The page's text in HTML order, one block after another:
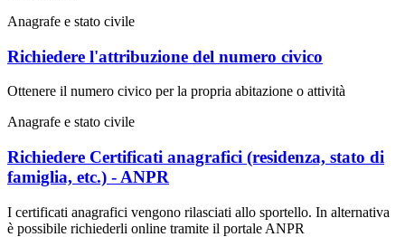
Anagrafe e stato civile
Richiedere l'attribuzione del numero civico
Ottenere il numero civico per la propria abitazione o attività
Anagrafe e stato civile
Richiedere Certificati anagrafici (residenza, stato di
famiglia, etc.) - ANPR
I certificati anagrafici vengono rilasciati allo sportello. In alternativa
è possibile richiederli online tramite il portale ANPR